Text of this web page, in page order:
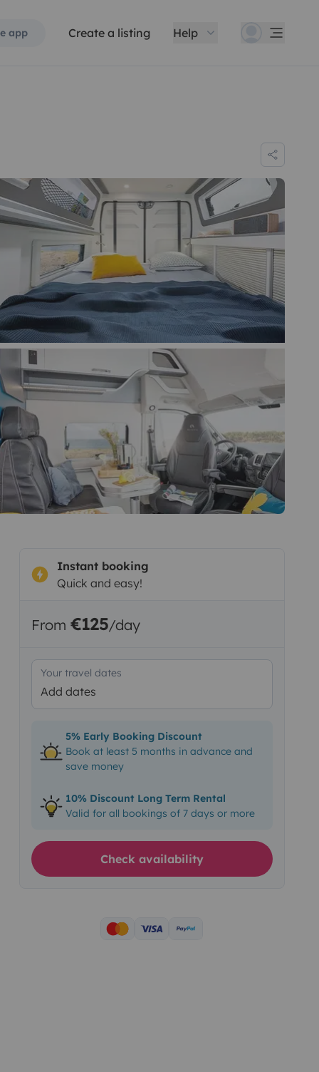
app Create a listing Help
Instant booking
Quick and easy!
From €125/day
Your travel dates
Add dates
5% Early Booking Discount
Book at least 5 months in advance and
save money
10% Discount Long Term Rental
Valid for all bookings of 7 days or more
Check availability